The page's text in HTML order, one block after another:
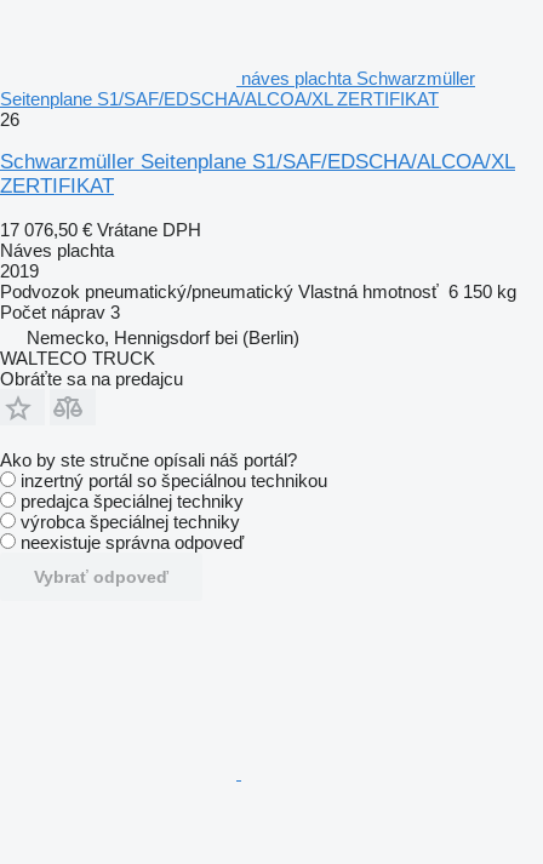
náves plachta Schwarzmüller
Seitenplane S1/SAF/EDSCHA/ALCOA/XL ZERTIFIKAT
26
Schwarzmüller Seitenplane S1/SAF/EDSCHA/ALCOA/XL
ZERTIFIKAT
17 076,50 € Vrátane DPH
Náves plachta
2019
Podvozok pneumatický/pneumatický Vlastná hmotnosť 6 150 kg
Počet náprav 3
Nemecko, Hennigsdorf bei (Berlin)
WALTECO TRUCK
Obráťte sa na predajcu
Ako by ste stručne opísali náš portál?
inzertný portál so špeciálnou technikou
predajca špeciálnej techniky
výrobca špeciálnej techniky
neexistuje správna odpoveď
Vybrať odpoveď